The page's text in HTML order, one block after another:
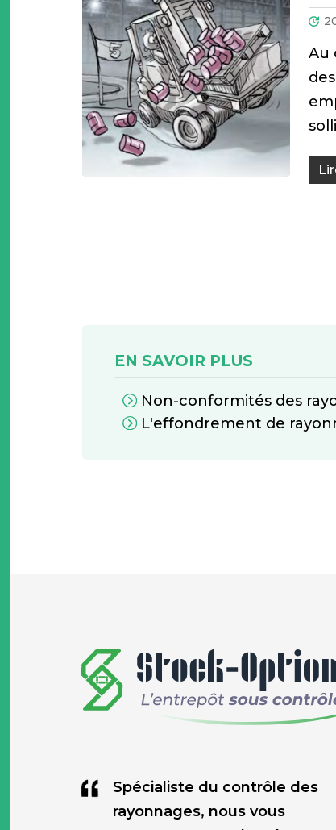
Au
EN SAVOIR PLUS
Non-conformités des
L'effondrement de
Spécialiste du contrôle des
rayonnages, nous vous